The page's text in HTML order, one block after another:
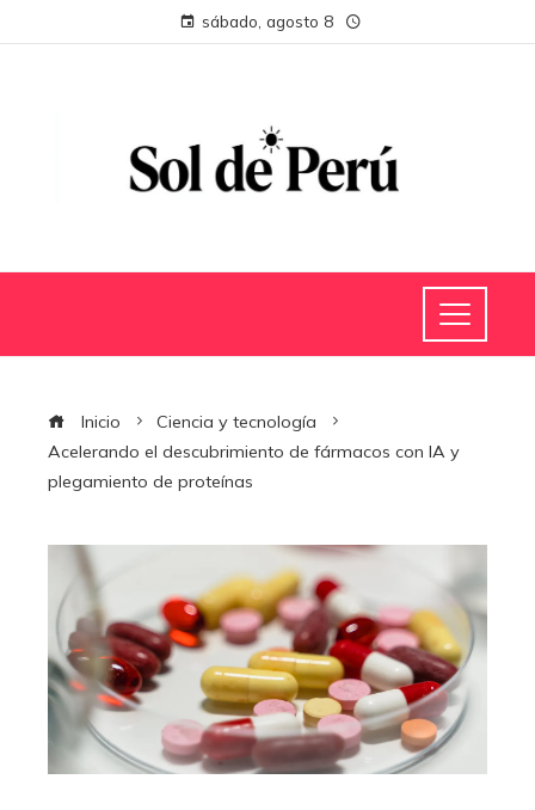
sábado, agosto 8
Inicio
Ciencia y tecnología
Acelerando el descubrimiento de fármacos con IA y
plegamiento de proteínas